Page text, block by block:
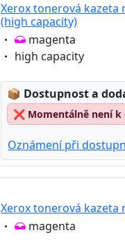
Xerox tonerová kazeta
(high capacity)
Eigenschaft:
magenta
Eigenschaft:
high capacity
📦 Lagerstatus:
Dostupnost a
❌ Momentálně není k
Oznámení při
Xerox tonerová kazeta
Eigenschaft:
magenta